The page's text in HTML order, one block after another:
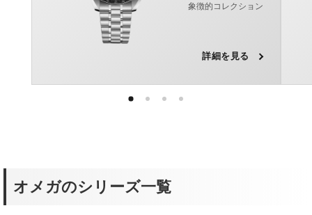
象徴的コレクション
詳細を見る
オメガのシリーズ一覧